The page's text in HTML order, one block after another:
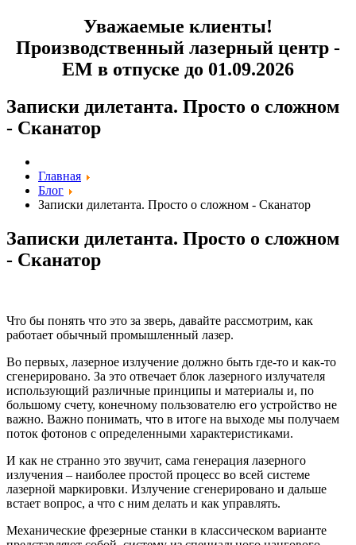
Уважаемые клиенты!
Производственный лазерный центр -
ЕМ в отпуске до 01.09.2026
Записки дилетанта. Просто о сложном
- Сканатор
Главная
Блог
Записки дилетанта. Просто о сложном - Сканатор
Записки дилетанта. Просто о сложном
- Сканатор
Что бы понять что это за зверь, давайте рассмотрим, как
работает обычный промышленный лазер.
Во первых, лазерное излучение должно быть где-то и как-то
сгенерировано. За это отвечает блок лазерного излучателя
использующий различные принципы и материалы и, по
большому счету, конечному пользователю его устройство не
важно. Важно понимать, что в итоге на выходе мы получаем
поток фотонов с определенными характеристиками.
И как не странно это звучит, сама генерация лазерного
излучения – наиболее простой процесс во всей системе
лазерной маркировки. Излучение сгенерировано и дальше
встает вопрос, а что с ним делать и как управлять.
Механические фрезерные станки в классическом варианте